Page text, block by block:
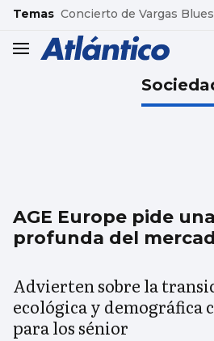
common.go-to-content
Temas Concierto de Vargas
header.menu.open
AGE Europe pide
profunda del
Advierten sobre la
ecológica y demográfica
para los sénior